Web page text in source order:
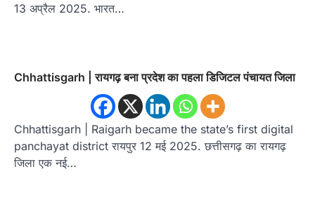
13 अप्रैल 2025. भारत…
Chhattisgarh | रायगढ़ बना प्रदेश का पहला डिजिटल पंचायत जिला
Chhattisgarh | Raigarh became the state’s first digital
panchayat district रायपुर 12 मई 2025. छत्तीसगढ़ का रायगढ़
जिला एक नई…